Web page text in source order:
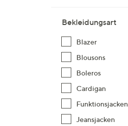
Bekleidungsart
Blazer
Blousons
Boleros
Cardigan
Funktionsjacken
Jeansjacken